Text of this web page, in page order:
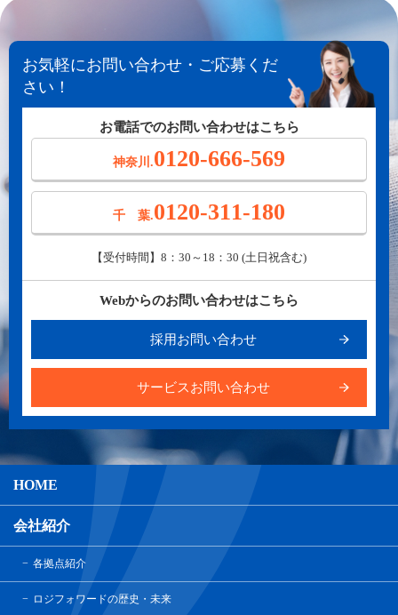
お気軽にお問い合わせ・ご応募くだ
さい！
お電話でのお問い合わせはこちら
神奈川.0120-666-569
千 葉.0120-311-180
【受付時間】8：30～18：30 (土日祝含む)
Webからのお問い合わせはこちら
採用お問い合わせ
サービスお問い合わせ
HOME
会社紹介
各拠点紹介
ロジフォワードの歴史・未来